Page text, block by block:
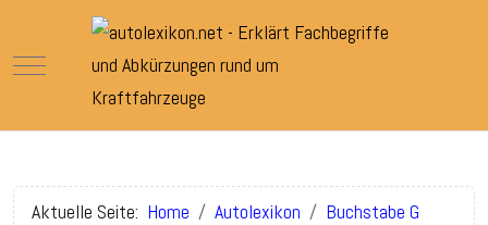
Mobile Menu Toggle
Aktuelle Seite: Home Autolexikon
Buchstabe G